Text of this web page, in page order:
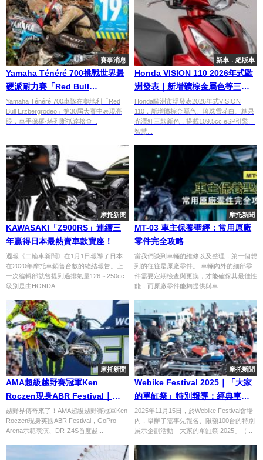
賽事消息
Yamaha Ténéré 700挑戰世界最
硬派耐力賽「Red Bull
Erzbergrodeo」 保羅·塔列斯
(Pol Tarrés)創大型摩托車組新紀
錄
Yamaha Ténéré 700車隊在奧地利「Red
Bull Erzbergrodeo」第30屆大賽中表現亮
眼，車手保羅·塔列斯抵達檢查...
新車．絕版車
Honda VISION 110 2026年式歐
洲發表｜新增礦棕金屬色等三款
新色 日常通勤速克達更新
Honda歐洲市場發表2026年式VISION
110，新增礦棕金屬色、珍珠雪花白、糖果
光澤紅三款新色，搭載109.5cc eSP引擎、
智慧...
摩托新聞
KAWASAKI「Z900RS」連續三
年贏得日本最熱賣車款寶座！
週報《二輪車新聞》在1月1日報導了日本
在2020年摩托車銷售台數的總結報告。上
一次編輯部就曾提到過排氣量126～250cc
級別是由HONDA...
摩托新聞
MT-03 車主保養聖經：常用原廠
零件完全攻略
當我們談到車輛的維修以及整理，第一個想
到的往往是原廠零件。 車輛內外的細部零
件需要定期檢查與更換，才能確保其最佳性
能，而原廠零件能夠提供與車...
摩托新聞
AMA超級越野賽冠軍Ken
Roczen現身ABR Festival｜
Suzuki DR-Z4S越野試乘體驗登
場
越野界傳奇來了！AMA超級越野賽冠軍Ken
Roczen現身英國ABR Festival，GoPro
Arena示範表演、DR-Z4S首度越...
摩托新聞
Webike Festival 2025｜「大家
的單缸祭」特別報導：經典車／
老車／改裝車齊聚（IG：みんな
の単気筒）
2025年11月15日，於Webike Festival會場
內，舉辦了需事先報名、限額100台的特別
展示企劃活動「大家的單缸祭 2025」（...